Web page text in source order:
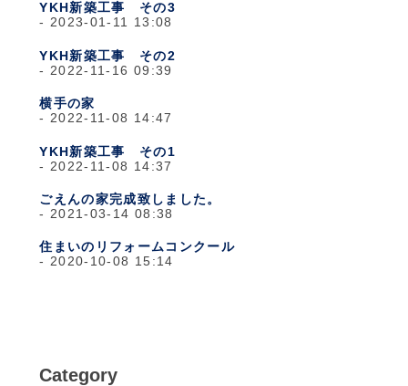
YKH新築工事 その3
2023-01-11 13:08
YKH新築工事 その2
2022-11-16 09:39
横手の家
2022-11-08 14:47
YKH新築工事 その1
2022-11-08 14:37
ごえんの家完成致しました。
2021-03-14 08:38
住まいのリフォームコンクール
2020-10-08 15:14
Category